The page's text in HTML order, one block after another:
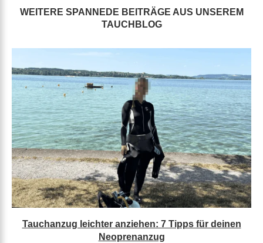
WEITERE SPANNEDE BEITRÄGE AUS UNSEREM
TAUCHBLOG
Tauchanzug leichter anziehen: 7 Tipps für deinen
Neoprenanzug